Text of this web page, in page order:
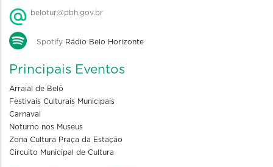
belotur@pbh.gov.br
Spotify Rádio Belo Horizonte
Principais Eventos
Arraial de Belô
Festivais Culturais Municipais
Carnaval
Noturno nos Museus
Zona Cultura Praça da Estação
Circuito Municipal de Cultura